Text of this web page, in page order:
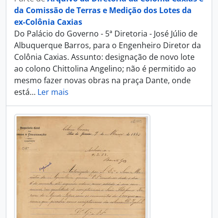
da Comissão de Terras e Medição dos Lotes da
ex-Colônia Caxias
Do Palácio do Governo - 5ª Diretoria - José Júlio de
Albuquerque Barros, para o Engenheiro Diretor da
Colônia Caxias. Assunto: designação de novo lote
ao colono Chittolina Angelino; não é permitido ao
mesmo fazer novas obras na praça Dante, onde
está… Ler mais